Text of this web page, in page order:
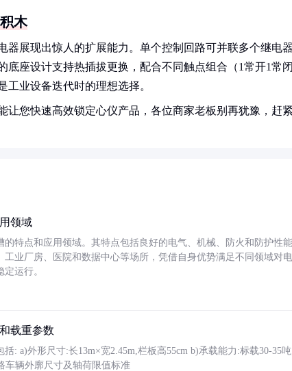
木
器展现出惊人的扩展能力。单个控制回路可并联多个继电
底座设计支持热插拔更换，配合不同触点组合（1常开1常
工业设备迭代时的理想选择。
让您快速高效锁定心仪产品，各位商家老板别再犹豫，赶
领域
的特点和应用领域。其特点包括良好的电气、机械、防火和防护性
工业厂房、医院和数据中心等场所，凭借自身优势满足不同领域对
运行。
载重参数
: a)外形尺寸:长13m×宽2.45m,栏板高55cm b)承载能力:标载30-35
车辆外廓尺寸及轴荷限值标准